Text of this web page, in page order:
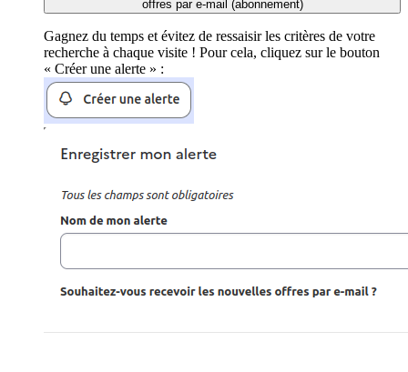
offres par e-mail (abonnement)
Gagnez du temps et évitez de ressaisir les critères de votre
recherche à chaque visite ! Pour cela, cliquez sur le bouton
« Créer une alerte » :